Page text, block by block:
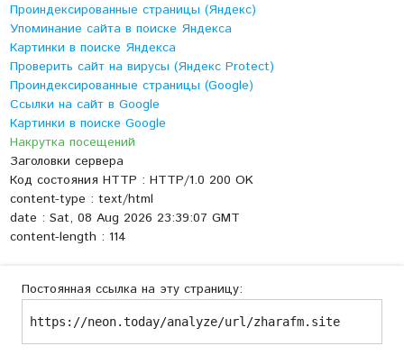
Проиндексированные страницы (Яндекс)
Упоминание сайта в поиске Яндекса
Картинки в поиске Яндекса
Проверить сайт на вирусы (Яндекс Protect)
Проиндексированные страницы (Google)
Ссылки на сайт в Google
Картинки в поиске Google
Накрутка посещений
Заголовки сервера
Код состояния HTTP : HTTP/1.0 200 OK
content-type : text/html
date : Sat, 08 Aug 2026 23:39:07 GMT
content-length : 114
Постоянная ссылка на эту страницу:
https://neon.today/analyze/url/zharafm.site